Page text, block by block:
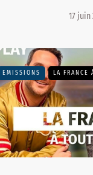
17 juin
EMISSIONS LA FRANCE